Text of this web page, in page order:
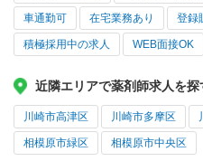
車通勤可 在宅業務あり 登録
積極採用中の求人 WEB面接OK
近隣エリアで薬剤師求人を探
川崎市高津区 川崎市多摩区
相模原市緑区 相模原市中央区